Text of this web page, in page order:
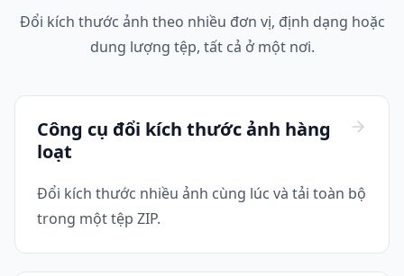
Đổi kích thước ảnh theo nhiều đơn vị, định dạng hoặc
dung lượng tệp, tất cả ở một nơi.
Công cụ đổi kích thước ảnh hàng
loạt
Đổi kích thước nhiều ảnh cùng lúc và tải toàn bộ
trong một tệp ZIP.